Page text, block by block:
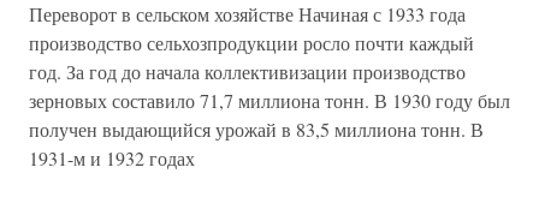
Переворот в сельском хозяйстве Начиная с 1933 года
производство сельхозпродукции росло почти каждый
год. За год до начала коллективизации производство
зерновых составило 71,7 миллиона тонн. В 1930 году был
получен выдающийся урожай в 83,5 миллиона тонн. В
1931-м и 1932 годах